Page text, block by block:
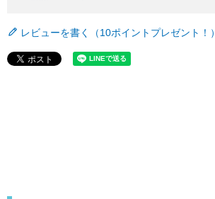
レビューを書く（10ポイントプレゼント！）